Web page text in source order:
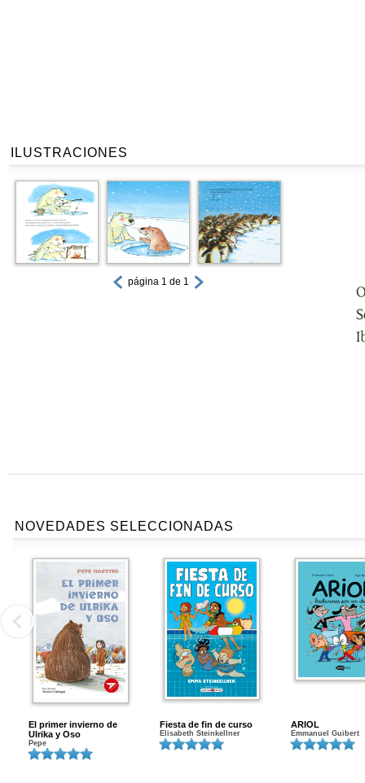
ILUSTRACIONES
página 1 de 1
NOVEDADES SELECCIONADAS
El primer invierno de
Ulrika y Oso
Pepe
Fiesta de fin de curso
Elisabeth Steinkellner
ARIOL
Emmanuel Guibert